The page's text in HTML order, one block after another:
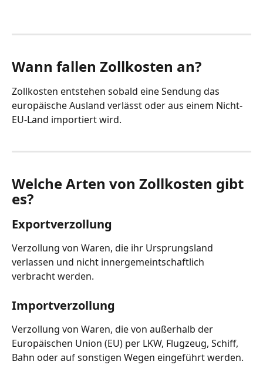
Wann fallen Zollkosten an?
Zollkosten entstehen sobald eine Sendung das
europäische Ausland verlässt oder aus einem Nicht-
EU-Land importiert wird.
Welche Arten von Zollkosten gibt
es?
Exportverzollung
Verzollung von Waren, die ihr Ursprungsland
verlassen und nicht innergemeintschaftlich
verbracht werden.
Importverzollung
Verzollung von Waren, die von außerhalb der
Europäischen Union (EU) per LKW, Flugzeug, Schiff,
Bahn oder auf sonstigen Wegen eingeführt werden.